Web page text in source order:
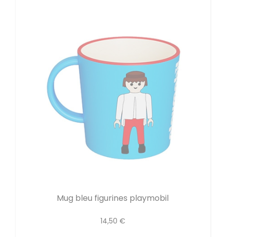
Mug bleu figurines playmobil
14,50 €